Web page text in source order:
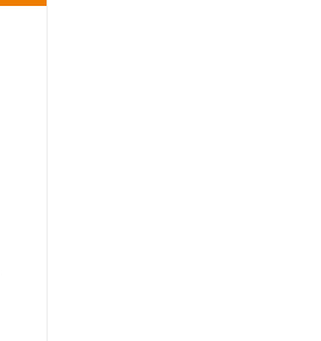
vhodný na ďalšie použitie.
kg